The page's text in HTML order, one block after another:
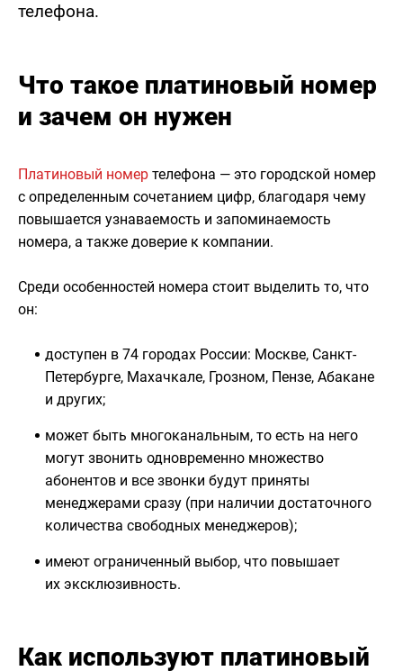
телефона.
Что такое платиновый номер
и зачем он нужен
Платиновый номер телефона — это городской номер
с определенным сочетанием цифр, благодаря чему
повышается узнаваемость и запоминаемость
номера, а также доверие к компании.
Среди особенностей номера стоит выделить то, что
он:
доступен в 74 городах России: Москве, Санкт-
Петербурге, Махачкале, Грозном, Пензе, Абакане
и других;
может быть многоканальным, то есть на него
могут звонить одновременно множество
абонентов и все звонки будут приняты
менеджерами сразу (при наличии достаточного
количества свободных менеджеров);
имеют ограниченный выбор, что повышает
их эксклюзивность.
Как используют платиновый